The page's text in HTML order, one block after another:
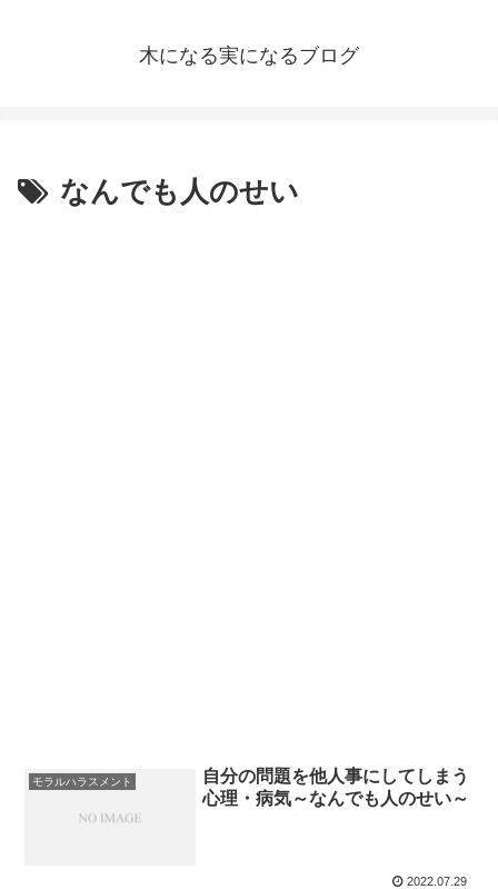
木になる実になるブログ
なんでも人のせい
モラルハラスメント
自分の問題を他人事にしてしまう
心理・病気～なんでも人のせい～
2022.07.29